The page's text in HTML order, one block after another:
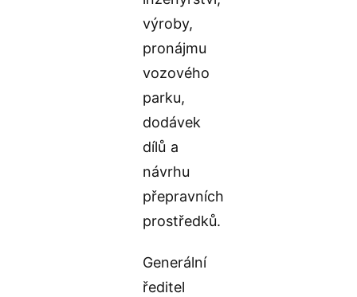
výroby,
pronájmu
vozového
parku,
dodávek
dílů a
návrhu
přepravních
prostředků.
Generální
ředitel